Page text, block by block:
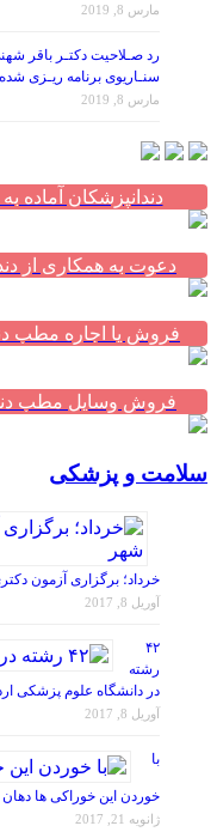
مارس 8, 2019
رد صـلاحیت دکتـر باقر
سنـاریوی برنامه ریـزی
مارس 8, 2019
دندانپزشکان آماده
دعوت به همکاری از
فروش یا اجاره مطب
فروش وسایل مطب
سلامت و پزشکی
خرداد؛ برگزاری آزمون
آوریل 8, 2017
۴۲
رشته
در دانشگاه علوم پزشکی
آوریل 8, 2017
با
خوردن این خوراکی ها دهان
ژانویه 21, 2017